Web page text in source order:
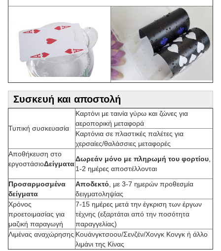
Συσκευή και αποστολή
Τυπική συσκευασία
Καρτόνι με ταινία γύρω και ζώνες για
αεροπορική μεταφορά
Καρτόνια σε πλαστικές παλέτες για
χερσαίες/θαλάσσιες μεταφορές
Αποθήκευση στο
εργοστάσιοΔείγματα
Δωρεάν μόνο με πληρωμή του φορτίου,
1-2 ημέρες αποστέλλονται
Προσαρμοσμένα
δείγματα
Αποδεκτό, με 3-7 ημερών προθεσμία
δειγματοληψίας
Χρόνος
προετοιμασίας για
μαζική παραγωγή
7-15 ημέρες μετά την έγκριση των έργων
τέχνης (εξαρτάται από την ποσότητα
παραγγελίας)
Λιμένας αναχώρησης Κουάνγκτσοου/Σενζέν/Χονγκ Κονγκ ή άλλο
λιμάνι της Κίνας